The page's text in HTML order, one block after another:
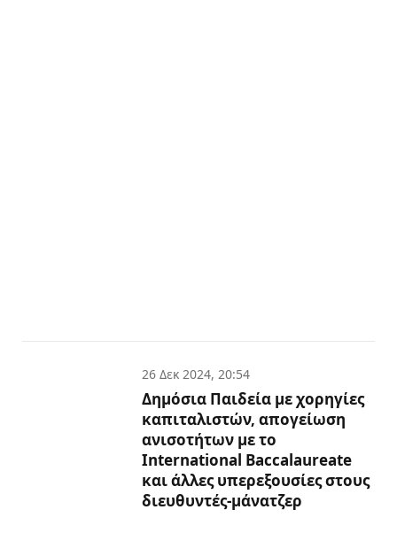
26 Δεκ 2024, 20:54
Δημόσια Παιδεία με χορηγίες
καπιταλιστών, απογείωση
ανισοτήτων με το
International Baccalaureate
και άλλες υπερεξουσίες στους
διευθυντές-μάνατζερ